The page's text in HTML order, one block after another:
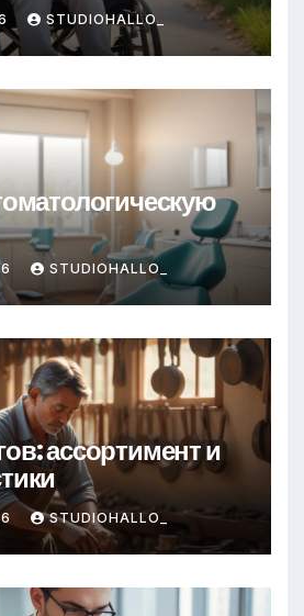
STUDIOHALLO_
STUDIOHALLO_
ассортимент и
STUDIOHALLO_